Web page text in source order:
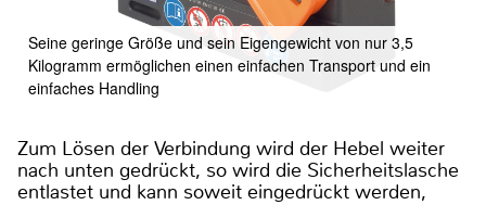
Seine geringe Größe und sein Eigengewicht von nur 3,5
Kilogramm ermöglichen einen einfachen Transport und ein
einfaches Handling
Zum Lösen der Verbindung wird der Hebel weiter
nach unten gedrückt, so wird die Sicherheitslasche
entlastet und kann soweit eingedrückt werden,